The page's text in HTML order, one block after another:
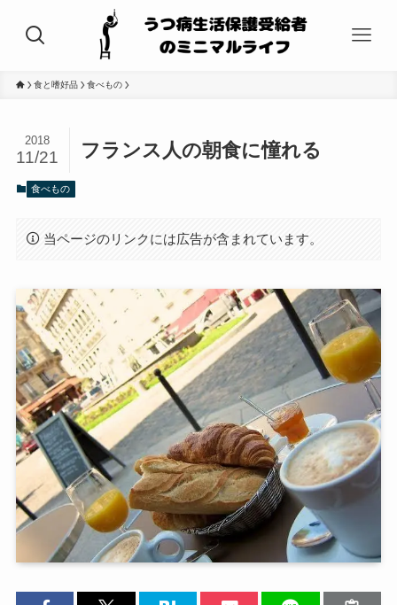
食と嗜好品 食べもの
フランス人の朝食に憧れる
2018
11/21
食べもの
当ページのリンクには広告が含まれています。